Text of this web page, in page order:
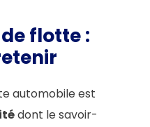
flotte :
automobile est
dont le savoir-